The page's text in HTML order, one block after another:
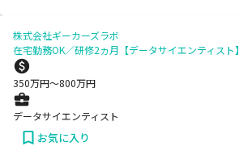
株式会社ギーカーズラボ
在宅勤務OK／研修2ヵ月【データサイエンティスト】
350万円〜800万円
データサイエンティスト
お気に入り